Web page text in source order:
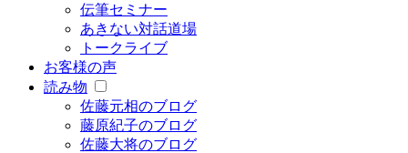
伝筆セミナー
あきない対話道場
トークライブ
お客様の声
読み物
佐藤元相のブログ
藤原紀子のブログ
佐藤大将のブログ